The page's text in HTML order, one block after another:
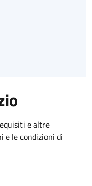
e altre
e le condizioni di